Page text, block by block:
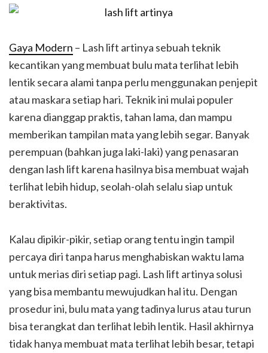
Gaya Modern – Lash lift artinya sebuah teknik
kecantikan yang membuat bulu mata terlihat lebih
lentik secara alami tanpa perlu menggunakan penjepit
atau maskara setiap hari. Teknik ini mulai populer
karena dianggap praktis, tahan lama, dan mampu
memberikan tampilan mata yang lebih segar. Banyak
perempuan (bahkan juga laki-laki) yang penasaran
dengan lash lift karena hasilnya bisa membuat wajah
terlihat lebih hidup, seolah-olah selalu siap untuk
beraktivitas.
Kalau dipikir-pikir, setiap orang tentu ingin tampil
percaya diri tanpa harus menghabiskan waktu lama
untuk merias diri setiap pagi. Lash lift artinya solusi
yang bisa membantu mewujudkan hal itu. Dengan
prosedur ini, bulu mata yang tadinya lurus atau turun
bisa terangkat dan terlihat lebih lentik. Hasil akhirnya
tidak hanya membuat mata terlihat lebih besar, tetapi